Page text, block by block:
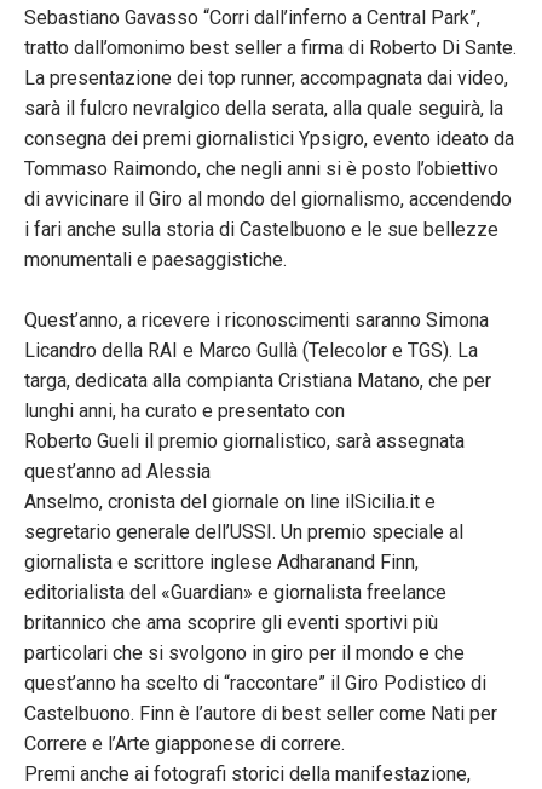
Sebastiano Gavasso “Corri dall’inferno a Central Park”,
tratto dall’omonimo best seller a firma di Roberto Di Sante.
La presentazione dei top runner, accompagnata dai video,
sarà il fulcro nevralgico della serata, alla quale seguirà, la
consegna dei premi giornalistici Ypsigro, evento ideato da
Tommaso Raimondo, che negli anni si è posto l’obiettivo
di avvicinare il Giro al mondo del giornalismo, accendendo
i fari anche sulla storia di Castelbuono e le sue bellezze
monumentali e paesaggistiche.
Quest’anno, a ricevere i riconoscimenti saranno Simona
Licandro della RAI e Marco Gullà (Telecolor e TGS). La
targa, dedicata alla compianta Cristiana Matano, che per
lunghi anni, ha curato e presentato con
Roberto Gueli il premio giornalistico, sarà assegnata
quest’anno ad Alessia
Anselmo, cronista del giornale on line ilSicilia.it e
segretario generale dell’USSI. Un premio speciale al
giornalista e scrittore inglese Adharanand Finn,
editorialista del «Guardian» e giornalista freelance
britannico che ama scoprire gli eventi sportivi più
particolari che si svolgono in giro per il mondo e che
quest’anno ha scelto di “raccontare” il Giro Podistico di
Castelbuono. Finn è l’autore di best seller come Nati per
Correre e l’Arte giapponese di correre.
Premi anche ai fotografi storici della manifestazione,